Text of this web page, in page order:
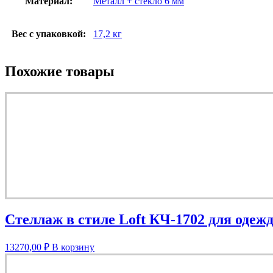
Вес с упаковкой: 17,2 кг
Похожие товары
Стеллаж в стиле Loft КЧ-1702 для
13270,00 ₽ В корзину